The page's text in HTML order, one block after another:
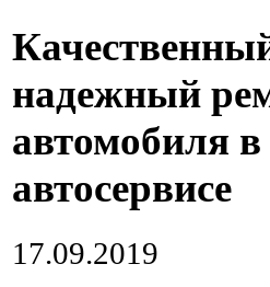
надежный
автомобиля в
автосервисе
17.09.2019